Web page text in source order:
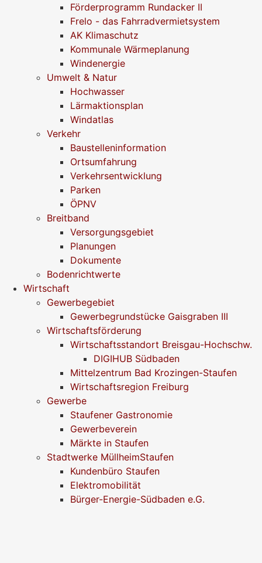
Förderprogramm Rundacker II
Frelo - das Fahrradvermietsystem
AK Klimaschutz
Kommunale Wärmeplanung
Windenergie
Umwelt & Natur
Hochwasser
Lärmaktionsplan
Windatlas
Verkehr
Baustelleninformation
Ortsumfahrung
Verkehrsentwicklung
Parken
ÖPNV
Breitband
Versorgungsgebiet
Planungen
Dokumente
Bodenrichtwerte
Wirtschaft
Gewerbegebiet
Gewerbegrundstücke Gaisgraben III
Wirtschaftsförderung
Wirtschaftsstandort Breisgau-Hochschw.
DIGIHUB Südbaden
Mittelzentrum Bad Krozingen-Staufen
Wirtschaftsregion Freiburg
Gewerbe
Staufener Gastronomie
Gewerbeverein
Märkte in Staufen
Stadtwerke MüllheimStaufen
Kundenbüro Staufen
Elektromobilität
Bürger-Energie-Südbaden e.G.